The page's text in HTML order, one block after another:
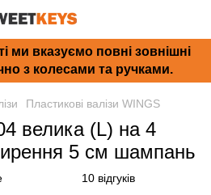
ми вказуємо повні зовнішні
з колесами та ручками.
Пластикові валізи WINGS
велика (L) на 4
5 см шампань
10 відгуків